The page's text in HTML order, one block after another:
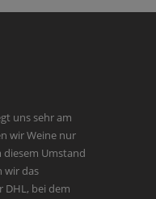
uns sehr am
wir Weine nur
diesem Umstand
wir das
bei dem